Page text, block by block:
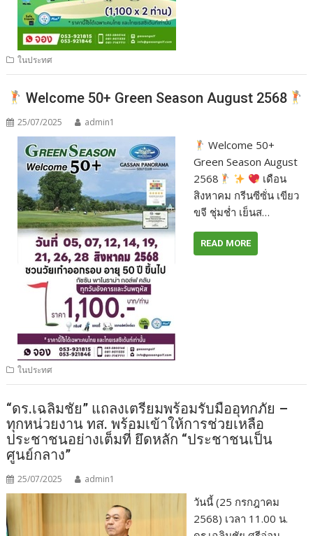
ในประทศ
Welcome 50+ Green Season August 2568
25/07/2025 admin1
Welcome 50+
Green Season August
2568
เดือน
สิงหาคม กรีนซีซั่น เขียว
ขจี ชุ่มช่ำ เย็นส…
READ MORE
ในประทศ
“ดร.เฉลิมชัย” แถลงเตรียมพร้อมรับมืออุทกภัย –
ทุกหน่วยงาน ทส. พร้อมเข้าให้การช่วยเหลือ
ประชาชนอย่างเต็มที่ ยึดหลัก “ประชาชนเป็น
ศูนย์กลาง”
25/07/2025 admin1
วันนี้ (25 กรกฎาคม
2568) เวลา 11.00 น.